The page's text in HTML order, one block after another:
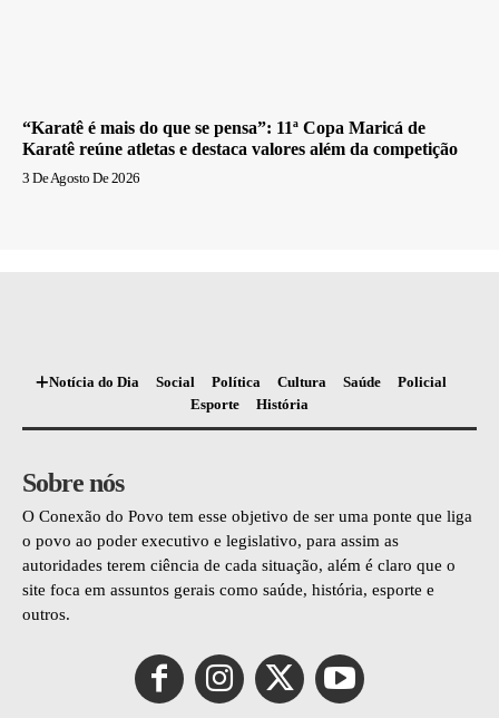
“Karatê é mais do que se pensa”: 11ª Copa Maricá de
Karatê reúne atletas e destaca valores além da competição
3 De Agosto De 2026
Notícia do Dia Social Política Cultura Saúde
Policial
Esporte
História
Sobre nós
O Conexão do Povo tem esse objetivo de ser uma ponte que liga
o povo ao poder executivo e legislativo, para assim as
autoridades terem ciência de cada situação, além é claro que o
site foca em assuntos gerais como saúde, história, esporte e
outros.